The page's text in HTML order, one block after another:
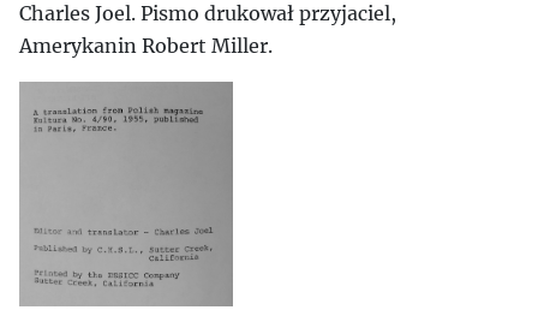
Charles Joel. Pismo drukował przyjaciel,
Amerykanin Robert Miller.